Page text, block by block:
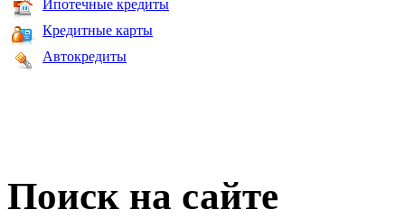
Ипотечные кредиты
Кредитные карты
Автокредиты
Поиск на сайте